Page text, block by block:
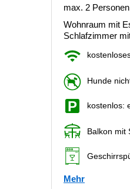
max. 2 Personen
Wohnraum mit
Schlafzimmer
Hunde
kostenlos:
Balkon mit
Mehr